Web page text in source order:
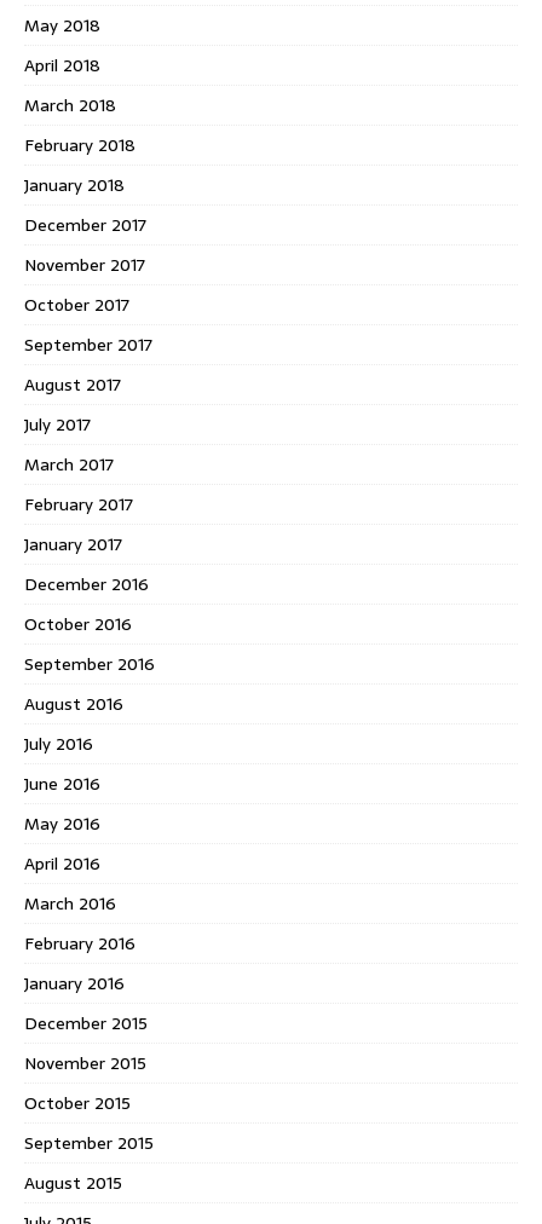
May 2018
April 2018
March 2018
February 2018
January 2018
December 2017
November 2017
October 2017
September 2017
August 2017
July 2017
March 2017
February 2017
January 2017
December 2016
October 2016
September 2016
August 2016
July 2016
June 2016
May 2016
April 2016
March 2016
February 2016
January 2016
December 2015
November 2015
October 2015
September 2015
August 2015